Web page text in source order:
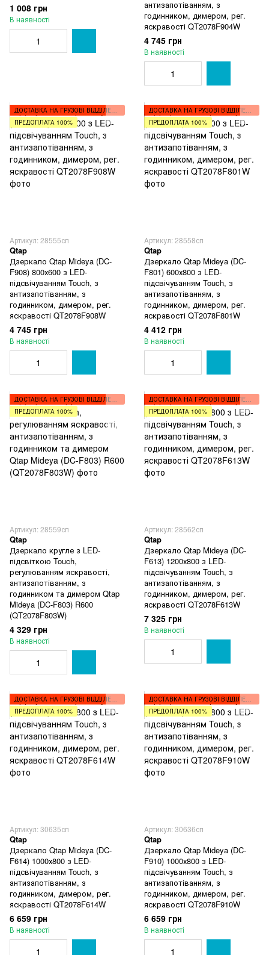
1 008 грн
В наявності
антизапотіванням, з
годинником, димером, рег.
яскравості QT2078F904W
4 745 грн
В наявності
ДОСТАВКА НА ГРУЗОВІ ВІДДІЛЕННЯ
ПРЕДОПЛАТА 100%
Артикул: 28555сп
Qtap
Дзеркало Qtap Mideya (DC-
F908) 800х600 з LED-
підсвічуванням Touch, з
антизапотіванням, з
годинником, димером, рег.
яскравості QT2078F908W
4 745 грн
В наявності
ДОСТАВКА НА ГРУЗОВІ ВІДДІЛЕННЯ
ПРЕДОПЛАТА 100%
Артикул: 28558сп
Qtap
Дзеркало Qtap Mideya (DC-
F801) 600х800 з LED-
підсвічуванням Touch, з
антизапотіванням, з
годинником, димером, рег.
яскравості QT2078F801W
4 412 грн
В наявності
ДОСТАВКА НА ГРУЗОВІ ВІДДІЛЕННЯ
ПРЕДОПЛАТА 100%
Артикул: 28559сп
Qtap
Дзеркало кругле з LED-
підсвіткою Touch,
регулюванням яскравості,
антизапотіванням, з
годинником та димером Qtap
Mideya (DC-F803) R600
(QT2078F803W)
4 329 грн
В наявності
ДОСТАВКА НА ГРУЗОВІ ВІДДІЛЕННЯ
ПРЕДОПЛАТА 100%
Артикул: 28562сп
Qtap
Дзеркало Qtap Mideya (DC-
F613) 1200х800 з LED-
підсвічуванням Touch, з
антизапотіванням, з
годинником, димером, рег.
яскравості QT2078F613W
7 325 грн
В наявності
ДОСТАВКА НА ГРУЗОВІ ВІДДІЛЕННЯ
ПРЕДОПЛАТА 100%
Артикул: 30635сп
Qtap
Дзеркало Qtap Mideya (DC-
F614) 1000х800 з LED-
підсвічуванням Touch, з
антизапотіванням, з
годинником, димером, рег.
яскравості QT2078F614W
6 659 грн
В наявності
ДОСТАВКА НА ГРУЗОВІ ВІДДІЛЕННЯ
ПРЕДОПЛАТА 100%
Артикул: 30636сп
Qtap
Дзеркало Qtap Mideya (DC-
F910) 1000х800 з LED-
підсвічуванням Touch, з
антизапотіванням, з
годинником, димером, рег.
яскравості QT2078F910W
6 659 грн
В наявності